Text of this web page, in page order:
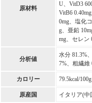
原材料
U、VitD3
VitB6
0mg、塩化
g、亜鉛
mg、セレン
分析値
水分 81.3%
7%、粗繊維
カロリー 79.5kcal/100g
原産国 イタリア(